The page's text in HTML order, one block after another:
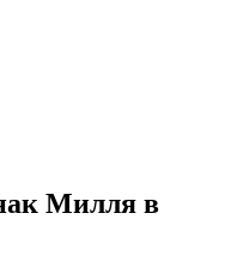
Милля в